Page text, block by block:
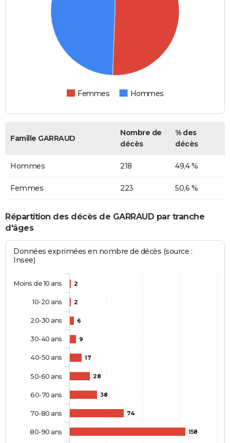
Femmes Hommes
Famille GARRAUD
Nombre de
décès
% des
décès
Hommes 218 49,4 %
Femmes 223 50,6 %
Répartition des décès de GARRAUD par tranche
d'âges
Données exprimées en nombre de décès (source :
Insee)
2
2
6
9
17
28
38
74
158
Moins de 10 ans
10-20 ans
20-30 ans
30-40 ans
40-50 ans
50-60 ans
60-70 ans
70-80 ans
80-90 ans